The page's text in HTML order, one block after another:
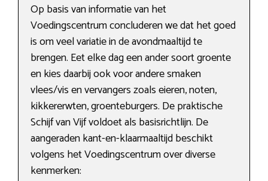
Op basis van informatie van het
Voedingscentrum concluderen we dat het goed
is om veel variatie in de avondmaaltijd te
brengen. Eet elke dag een ander soort groente
en kies daarbij ook voor andere smaken
vlees/vis en vervangers zoals eieren, noten,
kikkererwten, groenteburgers. De praktische
Schijf van Vijf voldoet als basisrichtlijn. De
aangeraden kant-en-klaarmaaltijd beschikt
volgens het Voedingscentrum over diverse
kenmerken: